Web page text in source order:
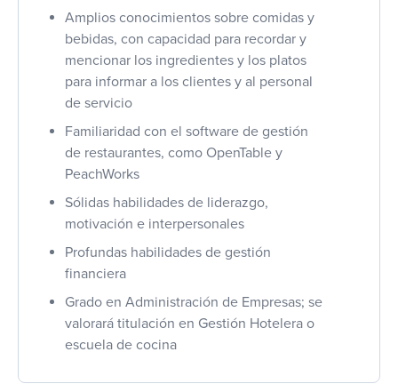
Amplios conocimientos sobre comidas y
bebidas, con capacidad para recordar y
mencionar los ingredientes y los platos
para informar a los clientes y al personal
de servicio
Familiaridad con el software de gestión
de restaurantes, como OpenTable y
PeachWorks
Sólidas habilidades de liderazgo,
motivación e interpersonales
Profundas habilidades de gestión
financiera
Grado en Administración de Empresas; se
valorará titulación en Gestión Hotelera o
escuela de cocina